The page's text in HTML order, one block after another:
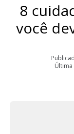
8
você
Última